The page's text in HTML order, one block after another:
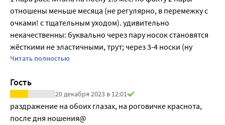
Тип материала: Гидрогель
Материал (состав): 2 HEMA 58% (2-Гема), (неионный)
Дизайн: сферические
Метод дезинфекции: пероксидный, химический
Метод изготовления: литьё
Это гидрогелевый материал I группы по классификации
FDA (США).
Благодаря ему линзы:
-обладают высокой прочностью;
отношены меньше месяца (не регулярно, в перемежку с
очками! с тщательным уходом). удивительно
некачественны: буквально через пару носок становятся
жёсткими не эластичными, трут; через 3-4 носки (ну
неделя у меня это) с энзимной очисткой, регулярной
равно становятся мутными (только зря банку раствора
извела на промыв и хранение); через 10-14 дней либо
рвутся, либо идут зазубринами по краю. В общем такой
гадости у меня не было ни разу.
Читать полностью
Гость
20 декабря 2023 в 12:01
раздражение на обоих глазах, на роговичке краснота,
после дня ношения@